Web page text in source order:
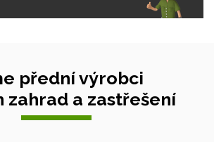
přední výrobci
zahrad a zastřešení